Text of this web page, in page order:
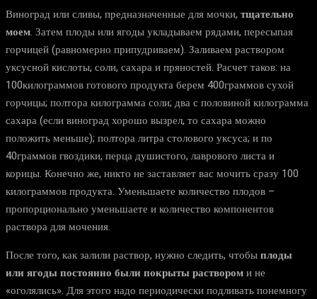
Виноград или сливы, предназначенные для мочки, тщательно
моем. Затем плоды или ягоды укладываем рядами, пересыпая
горчицей (равномерно припудриваем). Заливаем раствором
уксусной кислоты, соли, сахара и пряностей. Расчет таков: на
100килограммов готового продукта берем 400граммов сухой
горчицы; полтора килограмма соли; два с половиной килограмма
сахара (если виноград хорошо вызрел, то сахара можно
положить меньше); полтора литра столового уксуса; и по
40граммов гвоздики, перца душистого, лаврового листа и
корицы. Конечно же, никто не заставляет вас мочить сразу 100
килограммов продукта. Уменьшаете количество плодов –
пропорционально уменьшаете и количество компонентов
раствора для мочения.
После того, как залили раствор, нужно следить, чтобыплоды
или ягоды постоянно были покрыты раствороми не
«оголялись». Для этого надо периодически подливать понемногу